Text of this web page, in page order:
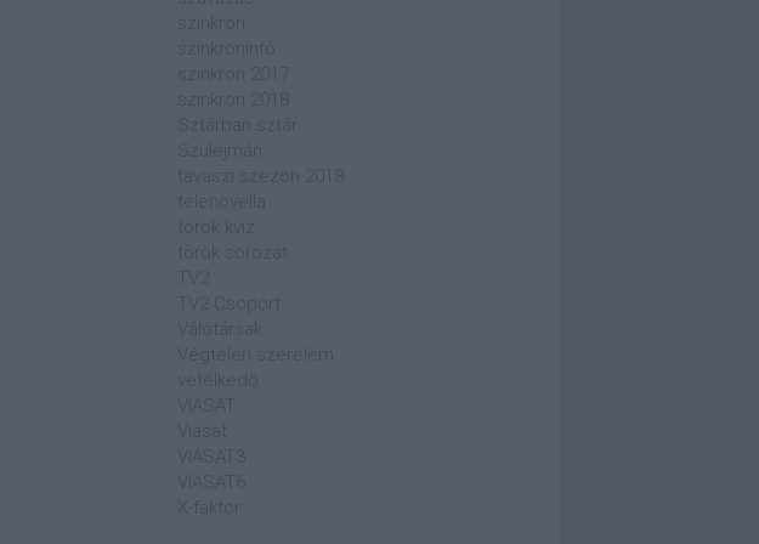
szinkron
szinkroninfó
szinkron 2017
szinkron 2018
Sztárban sztár
Szulejmán
tavaszi szezon 2018
telenovella
török kvíz
török sorozat
TV2
TV2 Csoport
Válótársak
Végtelen szerelem
vetélkedő
VIASAT
Viasat
VIASAT3
VIASAT6
X-faktor